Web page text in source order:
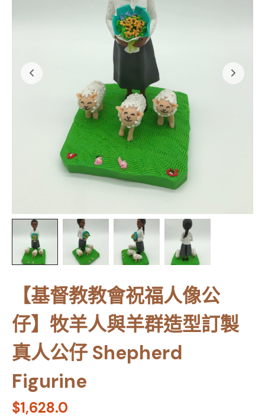
【基督教教會祝福人像公
仔】牧羊人與羊群造型訂製
真人公仔 Shepherd
Figurine
$1,628.0